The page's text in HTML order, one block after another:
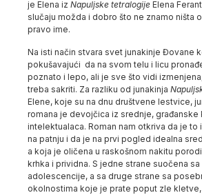
je Elena iz Napuljske tetralogije Elena
slučaju možda i dobro što ne znamo ništa
pravo ime.
Na isti način stvara svet junakinje Đovane
pokušavajući da na svom telu i licu
poznato i lepo, ali je sve što vidi
treba sakriti. Za razliku od junakinja
Elene, koje su na dnu društvene lestvice,
romana je devojčica iz srednje, građanske
intelektualaca. Roman nam otkriva da je to
na patnju i da je na prvi pogled idealna
a koja je oličena u raskošnom nakitu
krhka i prividna. S jedne strane suočena
adolescencije, a sa druge strane sa
okolnostima koje je prate poput zle